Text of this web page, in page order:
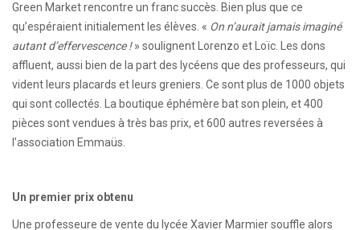
Green Market rencontre un franc succès. Bien plus que ce
qu’espéraient initialement les élèves. « On n’aurait jamais imaginé
autant d’effervescence !» soulignent Lorenzo et Loïc. Les dons
affluent, aussi bien de la part des lycéens que des professeurs, qui
vident leurs placards et leurs greniers. Ce sont plus de 1000 objets
qui sont collectés. La boutique éphémère bat son plein, et 400
pièces sont vendues à très bas prix, et 600 autres reversées à
l’association Emmaüs.
Un premier prix obtenu
Une professeure de vente du lycée Xavier Marmier souffle alors